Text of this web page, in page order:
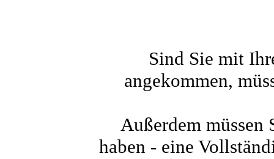
Sind Sie mit
angekommen,
Außerdem müssen
haben - eine